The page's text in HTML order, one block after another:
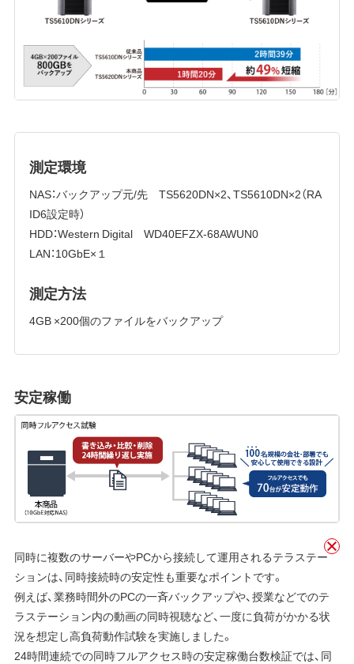
測定環境
NAS：バックアップ元/先 TS5620DN×2、TS5610DN×2（RA
ID6設定時）
HDD：Western Digital WD40EFZX-68AWUN0
LAN：10GbE×１
測定方法
4GB ×200個のファイルをバックアップ
安定稼働
同時に複数のサーバーやPCから接続して運用されるテラステー
ションは、同時接続時の安定性も重要なポイントです。
例えば、業務時間外のPCの一斉バックアップや、授業などでのテ
ラステーション内の動画の同時視聴など、一度に負荷がかかる状
況を想定し高負荷動作試験を実施しました。
24時間連続での同時フルアクセス時の安定稼働台数検証では、同